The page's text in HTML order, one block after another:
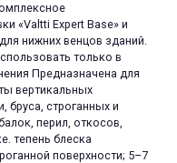
«Valtti Expert Base» и
нижних венцов зданий.
только в
Предназначена для
вертикальных
бруса, строганных и
перил, откосов,
тепень блеска
поверхности; 5–7